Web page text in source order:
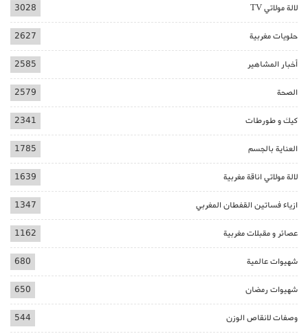
لالة مولاتي TV 3028
حلويات مغربية 2627
أخبار المشاهير 2585
الصحة 2579
كيك و طورطات 2341
العناية بالجسم 1785
لالة مولاتي اناقة مغربية 1639
ازياء فساتين القفطان المغربي 1347
عصائر و مقبلات مغربية 1162
شهيوات عالمية 680
شهيوات رمضان 650
وصفات لانقاص الوزن 544